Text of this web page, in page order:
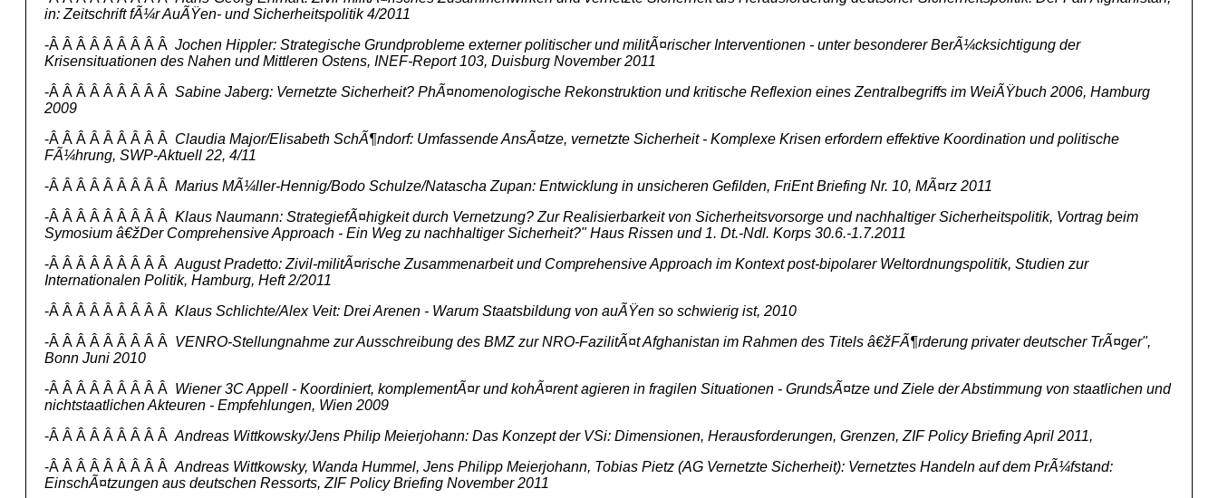
in: Zeitschrift fÃ¼r AuÃŸen- und Sicherheitspolitik 4/2011
-Â Â Â Â Â Â Â Â Â Jochen Hippler: Strategische Grundprobleme externer politischer und militÃ¤rischer Interventionen - unter besonderer BerÃ¼cksichtigung der
Krisensituationen des Nahen und Mittleren Ostens, INEF-Report 103, Duisburg November 2011
-Â Â Â Â Â Â Â Â Â Sabine Jaberg: Vernetzte Sicherheit? PhÃ¤nomenologische Rekonstruktion und kritische Reflexion eines Zentralbegriffs im WeiÃŸbuch 2006, Hamburg
2009
-Â Â Â Â Â Â Â Â Â Claudia Major/Elisabeth SchÃ¶ndorf: Umfassende AnsÃ¤tze, vernetzte Sicherheit - Komplexe Krisen erfordern effektive Koordination und politische
FÃ¼hrung, SWP-Aktuell 22, 4/11
-Â Â Â Â Â Â Â Â Â Marius MÃ¼ller-Hennig/Bodo Schulze/Natascha Zupan: Entwicklung in unsicheren Gefilden, FriEnt Briefing Nr. 10, MÃ¤rz 2011
-Â Â Â Â Â Â Â Â Â Klaus Naumann: StrategiefÃ¤higkeit durch Vernetzung? Zur Realisierbarkeit von Sicherheitsvorsorge und nachhaltiger Sicherheitspolitik, Vortrag beim
Symosium â€žDer Comprehensive Approach - Ein Weg zu nachhaltiger Sicherheit?" Haus Rissen und 1. Dt.-Ndl. Korps 30.6.-1.7.2011
-Â Â Â Â Â Â Â Â Â August Pradetto: Zivil-militÃ¤rische Zusammenarbeit und Comprehensive Approach im Kontext post-bipolarer Weltordnungspolitik, Studien zur
Internationalen Politik, Hamburg, Heft 2/2011
-Â Â Â Â Â Â Â Â Â Klaus Schlichte/Alex Veit: Drei Arenen - Warum Staatsbildung von auÃŸen so schwierig ist, 2010
-Â Â Â Â Â Â Â Â Â VENRO-Stellungnahme zur Ausschreibung des BMZ zur NRO-FazilitÃ¤t Afghanistan im Rahmen des Titels â€žFÃ¶rderung privater deutscher TrÃ¤ger",
Bonn Juni 2010
-Â Â Â Â Â Â Â Â Â Wiener 3C Appell - Koordiniert, komplementÃ¤r und kohÃ¤rent agieren in fragilen Situationen - GrundsÃ¤tze und Ziele der Abstimmung von staatlichen und
nichtstaatlichen Akteuren - Empfehlungen, Wien 2009
-Â Â Â Â Â Â Â Â Â Andreas Wittkowsky/Jens Philip Meierjohann: Das Konzept der VSi: Dimensionen, Herausforderungen, Grenzen, ZIF Policy Briefing April 2011,
-Â Â Â Â Â Â Â Â Â Andreas Wittkowsky, Wanda Hummel, Jens Philipp Meierjohann, Tobias Pietz (AG Vernetzte Sicherheit): Vernetztes Handeln auf dem PrÃ¼fstand:
EinschÃ¤tzungen aus deutschen Ressorts, ZIF Policy Briefing November 2011